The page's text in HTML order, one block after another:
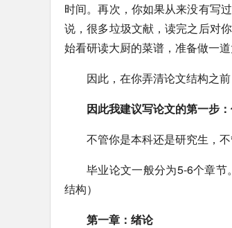
时间。再次，你如果从来没有写
说，很多垃圾文献，读完之后对
始看研读大厨的菜谱，准备做一
因此，在你弄清论文结构之
因此我建议写论文的第一步
不管你是本科还是研究生，
毕业论文一般分为5-6个章
结构）
第一章：绪论